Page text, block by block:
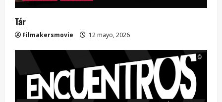
Tár
Filmakersmovie 12 mayo, 2026